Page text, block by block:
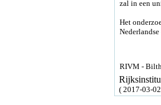
zal in een
Het
RIVM -
( 2017-03-